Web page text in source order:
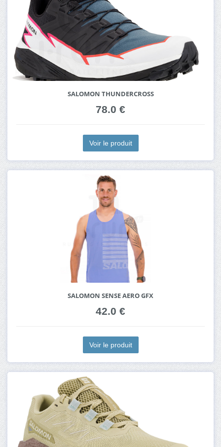
SALOMON THUNDERCROSS
78.0 €
Voir le produit
SALOMON SENSE AERO GFX
42.0 €
Voir le produit